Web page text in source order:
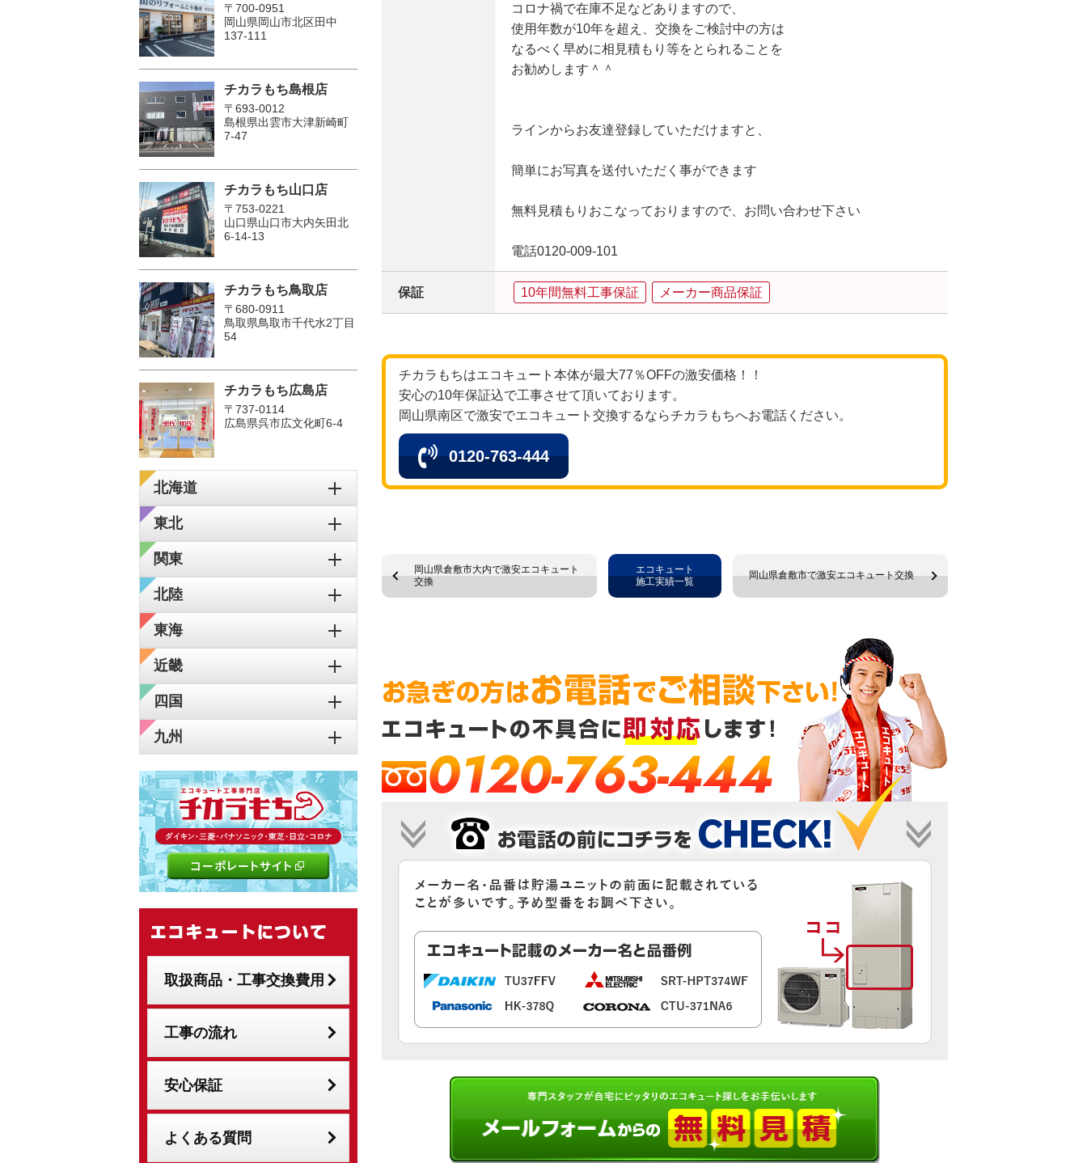
コロナ禍で在庫不足などありますので、
使用年数が10年を超え、交換をご検討中の方は
なるべく早めに相見積もり等をとられることを
お勧めします＾＾
ラインからお友達登録していただけますと、
簡単にお写真を送付いただく事ができます
無料見積もりおこなっておりますので、お問い合わせ下さい
電話0120-009-101
保証 10年間無料工事保証 メーカー商品保証
チカラもちはエコキュート本体が最大77％OFFの激安価格！！
安心の10年保証込で工事させて頂いております。
岡山県南区で激安でエコキュート交換するならチカラもちへお電話ください。
0120-763-444
岡山県倉敷市大内で激安エコキュート
交換
岡山県倉敷市で激安エコキュート交換
エコキュート
施工実績一覧
0120-763-444
〒700-0951
岡山県岡山市北区田中
137-111
チカラもち島根店
〒693-0012
島根県出雲市大津新崎町
7-47
チカラもち山口店
〒753-0221
山口県山口市大内矢田北
6-14-13
チカラもち鳥取店
〒680-0911
鳥取県鳥取市千代水2丁目
54
チカラもち広島店
〒737-0114
広島県呉市広文化町6-4
北海道
東北
関東
北陸
東海
近畿
四国
九州
取扱商品・工事交換費用
工事の流れ
安心保証
よくある質問